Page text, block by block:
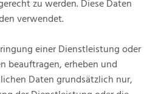
zu werden. Diese Daten
verwendet.
einer Dienstleistung oder
beauftragen, erheben und
Daten grundsätzlich nur,